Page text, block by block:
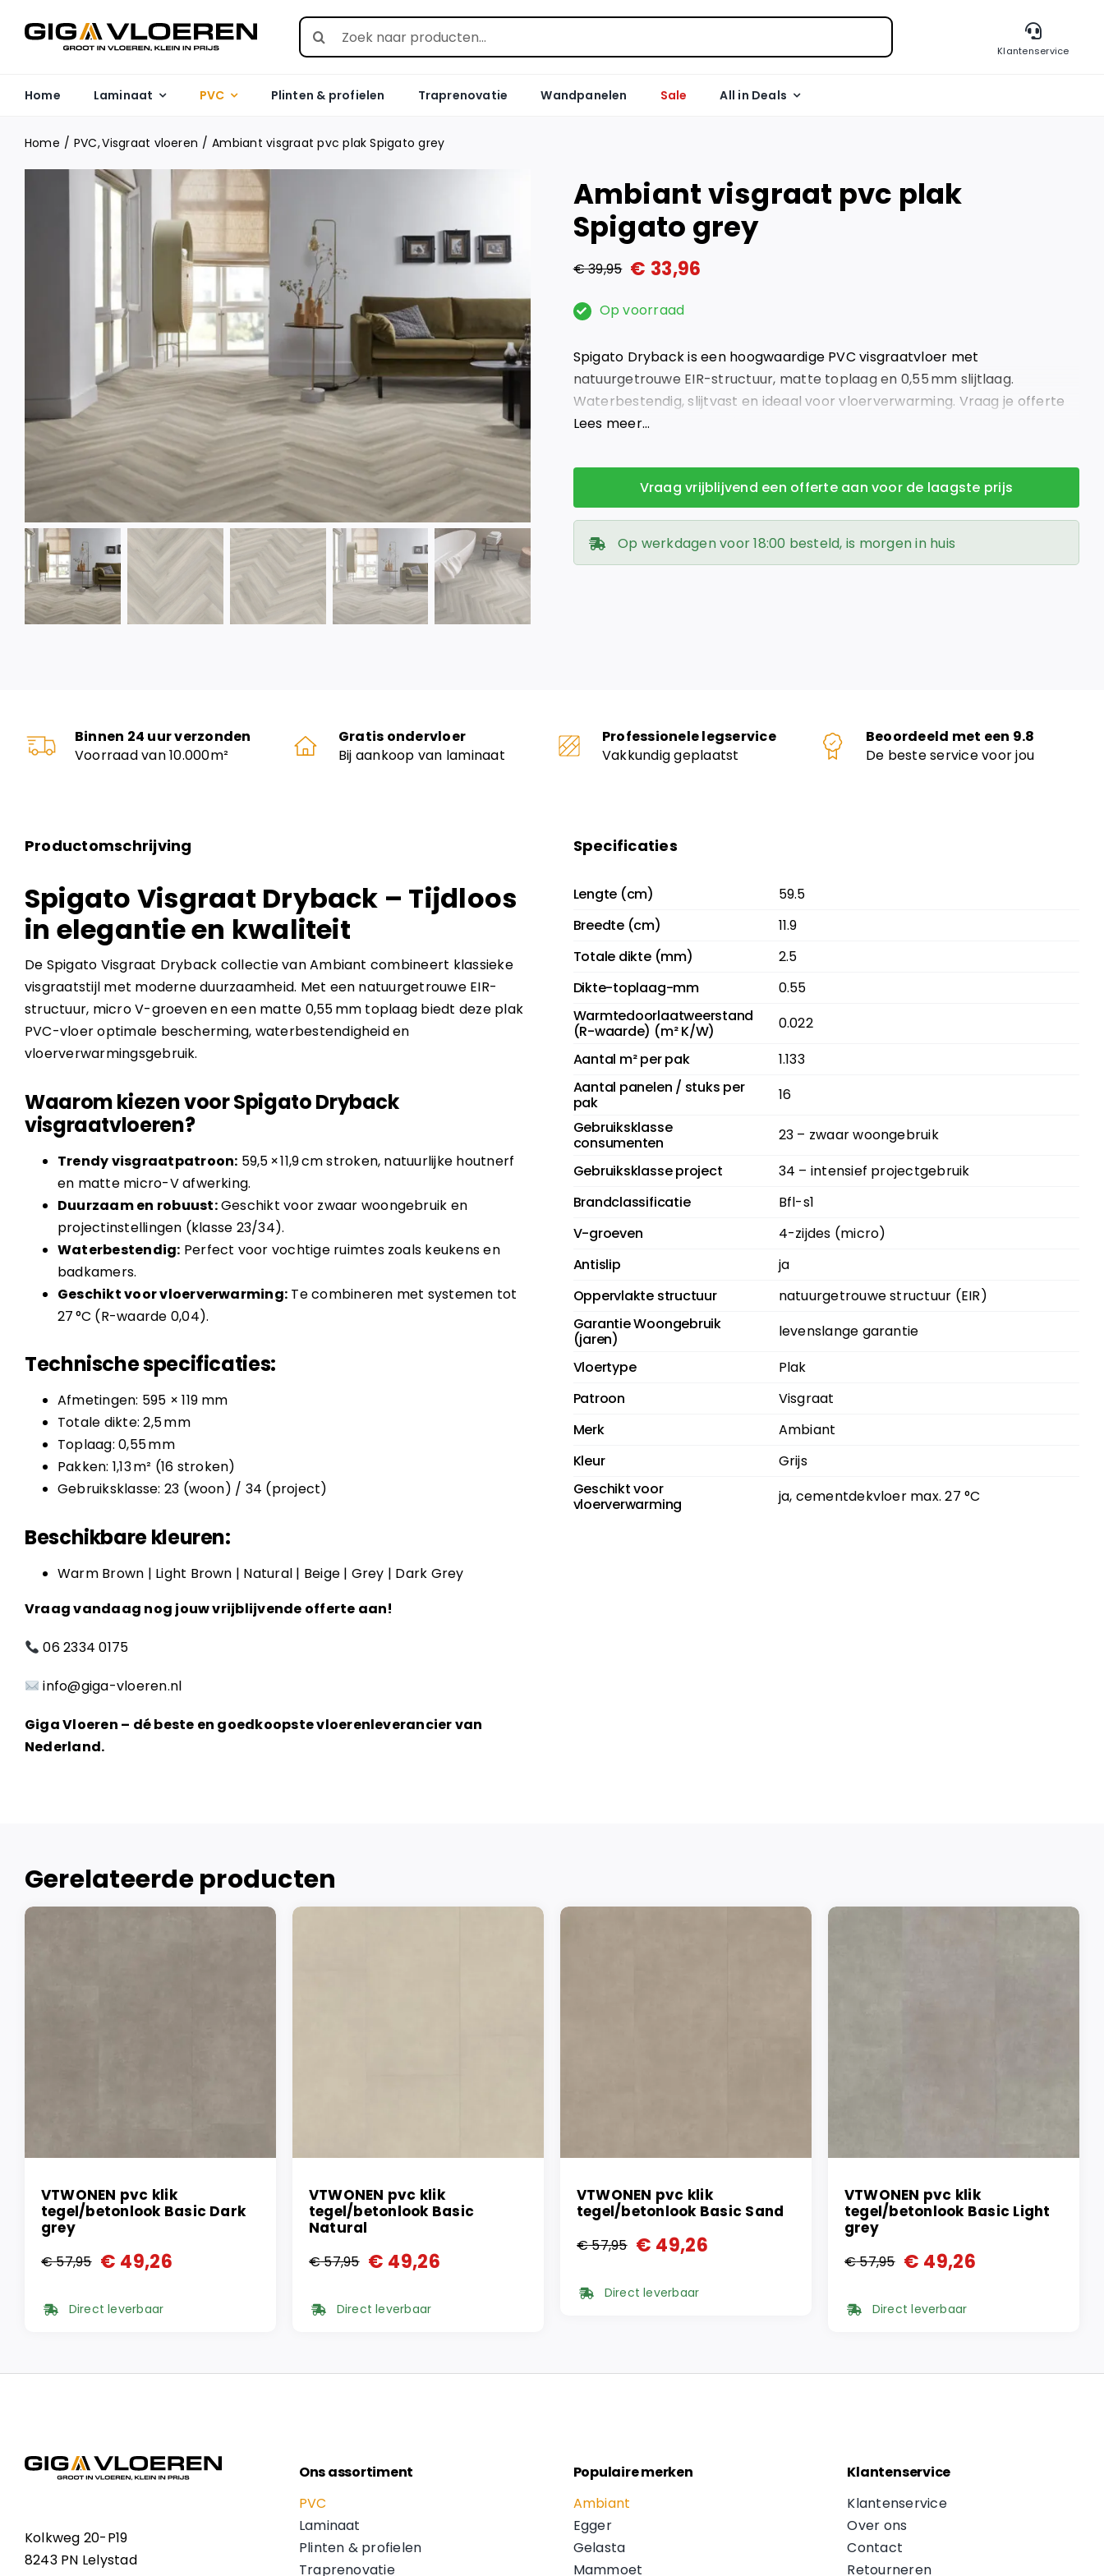
Search
for:
Klantenservice
Home Laminaat PVC Plinten & profielen Traprenovatie Wandpanelen Sale All in Deals
Home PVC Visgraat vloeren Ambiant visgraat pvc plak Spigato grey
Ambiant visgraat pvc plak
Spigato grey
€39,95
Oorspronkelijke
prijs
€ 39,95.
€ 33,96
Huidige
prijs
€ 33,96.
Op voorraad
Spigato Dryback is een hoogwaardige PVC visgraatvloer met
natuurgetrouwe EIR-structuur, matte toplaag en 0,55 mm slijtlaag.
Waterbestendig, slijtvast en ideaal voor vloerverwarming. Vraag je offerte
aan bij Giga Vloeren – dé voordeligste vloerenleverancier van Nederland!
Lees meer…
Vraag vrijblijvend een offerte aan voor de laagste prijs
Op werkdagen voor 18:00 besteld, is morgen in huis
Binnen 24 uur verzonden
Voorraad van 10.000m²
Gratis ondervloer
Bij aankoop van laminaat
Professionele legservice
Vakkundig geplaatst
Beoordeeld met een 9.8
De beste service voor jou
Productomschrijving
Spigato Visgraat Dryback – Tijdloos
in elegantie en kwaliteit
De Spigato Visgraat Dryback collectie van Ambiant combineert klassieke
visgraatstijl met moderne duurzaamheid. Met een natuurgetrouwe EIR-
structuur, micro V-groeven en een matte 0,55 mm toplaag biedt deze plak
PVC-vloer optimale bescherming, waterbestendigheid en
vloerverwarmingsgebruik.
Waarom kiezen voor Spigato Dryback
visgraatvloeren?
Trendy visgraatpatroon: 59,5 × 11,9 cm stroken, natuurlijke houtnerf
en matte micro-V afwerking.
Duurzaam en robuust:Geschikt voor zwaar woongebruik en
projectinstellingen (klasse 23/34).
Waterbestendig: Perfect voor vochtige ruimtes zoals keukens en
badkamers.
Geschikt voor vloerverwarming: Te combineren met systemen tot
27 °C (R-waarde 0,04).
Technische specificaties:
Afmetingen: 595 × 119 mm
Totale dikte: 2,5 mm
Toplaag: 0,55 mm
Pakken: 1,13 m² (16 stroken)
Gebruiksklasse: 23 (woon) / 34 (project)
Beschikbare kleuren:
Warm Brown | Light Brown | Natural | Beige | Grey | Dark Grey
Vraag vandaag nog jouw vrijblijvende offerte aan!
06 2334 0175
info@giga-vloeren.nl
Giga Vloeren – dé beste en goedkoopste vloerenleverancier van
Nederland.
Specificaties
Lengte (cm)
59.5
Breedte (cm)
11.9
Totale dikte (mm)
2.5
Dikte-toplaag-mm
0.55
Warmtedoorlaatweerstand
(R-waarde) (m² K/W)
0.022
Aantal m² per pak
1.133
Aantal panelen / stuks per
pak
16
Gebruiksklasse
consumenten
23 – zwaar woongebruik
Gebruiksklasse project
34 – intensief projectgebruik
Brandclassificatie
Bfl-s1
V-groeven
4-zijdes (micro)
Antislip
ja
Oppervlakte structuur
natuurgetrouwe structuur (EIR)
Garantie Woongebruik
(jaren)
levenslange garantie
Vloertype
Plak
Patroon
Visgraat
Merk
Ambiant
Kleur
Grijs
Geschikt voor
vloerverwarming
ja, cementdekvloer max. 27 °C
Gerelateerde producten
VTWONEN pvc klik
tegel/betonlook Basic Dark
grey
€57,95
Oorspronkelijke
prijs
€ 49,26
Huidige
prijsDirect leverbaar
VTWONEN pvc klik
tegel/betonlook Basic
Natural
€57,95
Oorspronkelijke
prijs
€ 49,26
Huidige
prijsDirect leverbaar
VTWONEN pvc klik
tegel/betonlook Basic Sand
€57,95
Oorspronkelijke
prijs
€ 49,26
Huidige
prijsDirect leverbaar
VTWONEN pvc klik
tegel/betonlook Basic Light
grey
€57,95
Oorspronkelijke
prijs
€ 49,26
Huidige
prijsDirect leverbaar
Kolkweg 20-P19
8243 PN Lelystad
Ons assortiment
PVC
Laminaat
Plinten & profielen
Traprenovatie
Populaire merken
Ambiant
Egger
Gelasta
Mammoet
Klantenservice
Klantenservice
Over ons
Contact
Retourneren